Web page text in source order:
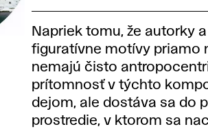
Napriek tomu, že autorky
figuratívne motívy priamo
nemajú čisto
prítomnosť v týchto
dejom, ale dostáva sa do
prostredie, v ktorom sa